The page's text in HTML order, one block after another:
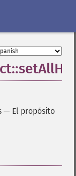
— El propósito